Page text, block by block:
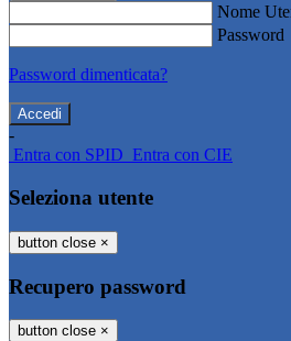
Nome
Password
Password dimenticata?
-
Entra con SPID Entra con CIE
Seleziona utente
button close ×
Recupero password
button close ×